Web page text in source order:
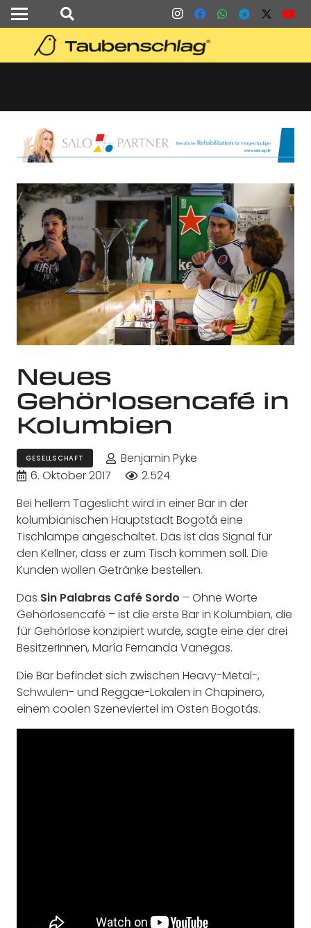
Neues
Gehörlosencafé in
Kolumbien
GESELLSCHAFT
Benjamin Pyke
6. Oktober 2017
2.524
Bei hellem Tageslicht wird in einer Bar in der
kolumbianischen Hauptstadt Bogotá eine
Tischlampe angeschaltet. Das ist das Signal für
den Kellner, dass er zum Tisch kommen soll. Die
Kunden wollen Getränke bestellen.
Das Sin Palabras Café Sordo – Ohne Worte
Gehörlosencafé – ist die erste Bar in Kolumbien, die
für Gehörlose konzipiert wurde, sagte eine der drei
BesitzerInnen, María Fernanda Vanegas.
Die Bar befindet sich zwischen Heavy-Metal-,
Schwulen- und Reggae-Lokalen in Chapinero,
einem coolen Szeneviertel im Osten Bogotás.